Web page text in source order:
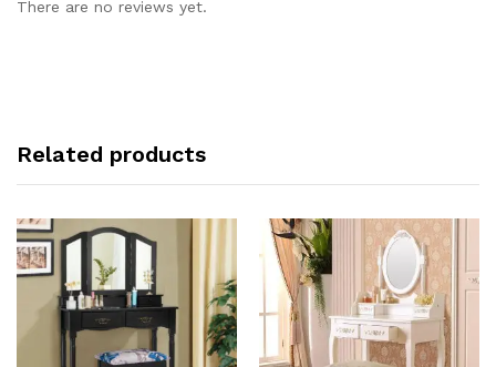
There are no reviews yet.
Related products